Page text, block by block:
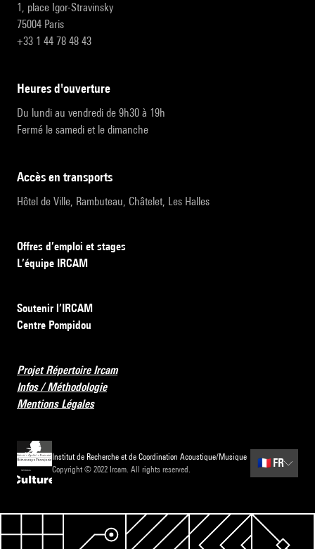
1, place Igor-Stravinsky
75004 Paris
+33 1 44 78 48 43
heures d'ouverture
Du lundi au vendredi de 9h30 à 19h
Fermé le samedi et le dimanche
accès en transports
Hôtel de Ville, Rambuteau, Châtelet, Les Halles
Offres d’emploi et stages
L’équipe IRCAM
Soutenir l’IRCAM
Centre Pompidou
Projet Répertoire Ircam
Infos / Méthodologie
Mentions Légales
Institut de Recherche et de Coordination Acoustique/Musique
Copyright © 2022 Ircam. All rights reserved.
🇫🇷 FR